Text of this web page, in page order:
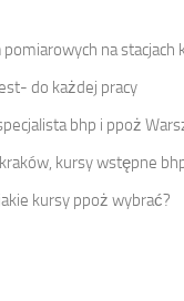
na stacjach
do każdej pracy
bhp i ppoż
kursy wstępne
kursy ppoż wybrać?